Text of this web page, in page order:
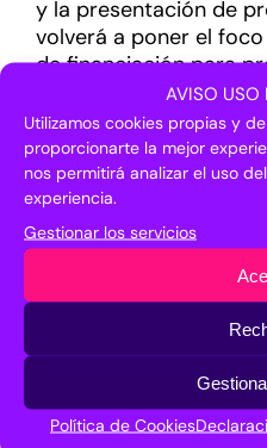
AVISO USO
Utilizamos cookies propias y
proporcionarte la mejor
nos permitirá analizar el uso
experiencia.
Gestionar los servicios
Política de Cookies
y la presentación de
volverá a poner el
de financiación para
así como en las
para el
talento. En este
dar protagonismo a las
en la cuarta edición de
tups, donde
con proyectos en
tendrán la
visibilidad ante
internacionales
evento continúa
divulgación científica
IX Premio de